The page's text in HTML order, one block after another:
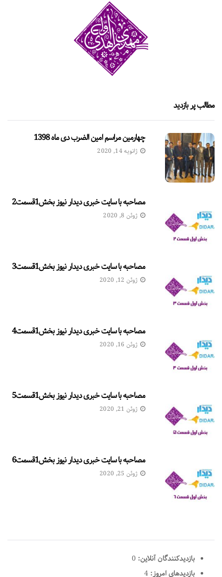
مطالب پر بازدید
چهارمین مراسم امین الضرب دی ماه 1398
ژانویه 14, 2020
مصاحبه با سایت خبری دیدار نیوز بخش1قسمت2
ژوئن 8, 2020
مصاحبه با سایت خبری دیدار نیوز بخش1قسمت3
ژوئن 12, 2020
مصاحبه با سایت خبری دیدار نیوز بخش1قسمت4
ژوئن 16, 2020
مصاحبه با سایت خبری دیدار نیوز بخش1قسمت5
ژوئن 21, 2020
مصاحبه با سایت خبری دیدار نیوز بخش1قسمت6
ژوئن 25, 2020
بازدیدکنندگان آنلاین: 0
بازدیدهای امروز: 4